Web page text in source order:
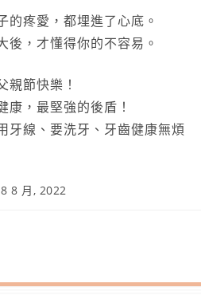
的疼愛，都埋進了心底。
後，才懂得你的不容易。
親節快樂！
康，最堅強的後盾！
牙線、要洗牙、牙齒健康無煩
8 8 月, 2022